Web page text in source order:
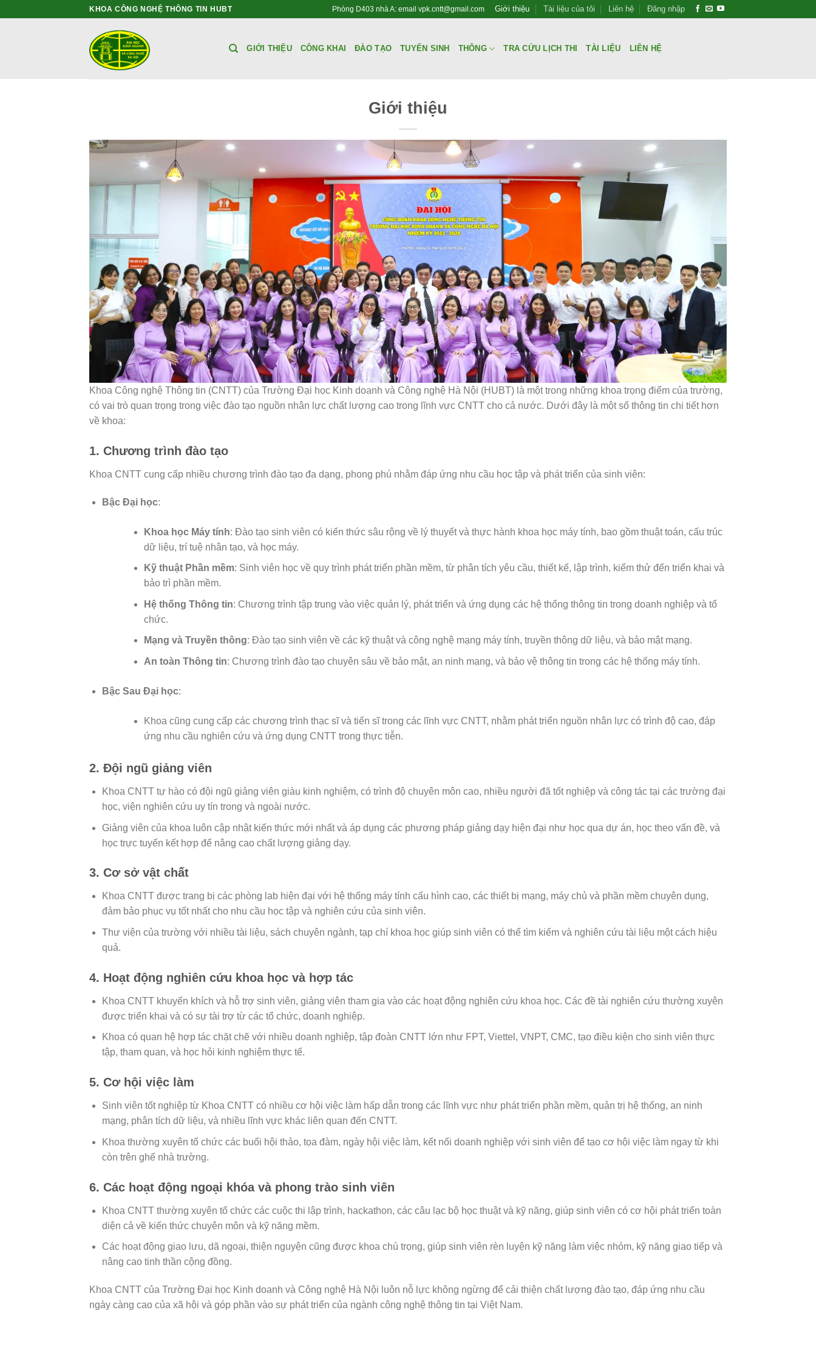
KHOA CÔNG NGHỆ THÔNG TIN HUBT Phòng D403 nhà A: email vpk.cntt@gmail.com Giới thiệu Tài liệu của tôi Liên hệ Đăng nhập
GIỚI THIỆU CÔNG KHAI ĐÀO TẠO TUYỂN SINH THÔNG TRA CỨU LỊCH THI TÀI LIỆU LIÊN HỆ
Giới thiệu
Khoa Công nghệ Thông tin (CNTT) của Trường Đại học Kinh doanh và Công nghệ Hà Nội (HUBT) là một trong những khoa trọng điểm của trường,
có vai trò quan trọng trong việc đào tạo nguồn nhân lực chất lượng cao trong lĩnh vực CNTT cho cả nước. Dưới đây là một số thông tin chi tiết hơn
về khoa:
1. Chương trình đào tạo
Khoa CNTT cung cấp nhiều chương trình đào tạo đa dạng, phong phú nhằm đáp ứng nhu cầu học tập và phát triển của sinh viên:
Bậc Đại học:
Khoa học Máy tính: Đào tạo sinh viên có kiến thức sâu rộng về lý thuyết và thực hành khoa học máy tính, bao gồm thuật toán, cấu trúc
dữ liệu, trí tuệ nhân tạo, và học máy.
Kỹ thuật Phần mềm: Sinh viên học về quy trình phát triển phần mềm, từ phân tích yêu cầu, thiết kế, lập trình, kiểm thử đến triển khai và
bảo trì phần mềm.
Hệ thống Thông tin: Chương trình tập trung vào việc quản lý, phát triển và ứng dụng các hệ thống thông tin trong doanh nghiệp và tổ
chức.
Mạng và Truyền thông: Đào tạo sinh viên về các kỹ thuật và công nghệ mạng máy tính, truyền thông dữ liệu, và bảo mật mạng.
An toàn Thông tin: Chương trình đào tạo chuyên sâu về bảo mật, an ninh mạng, và bảo vệ thông tin trong các hệ thống máy tính.
Bậc Sau Đại học:
Khoa cũng cung cấp các chương trình thạc sĩ và tiến sĩ trong các lĩnh vực CNTT, nhằm phát triển nguồn nhân lực có trình độ cao, đáp
ứng nhu cầu nghiên cứu và ứng dụng CNTT trong thực tiễn.
2. Đội ngũ giảng viên
Khoa CNTT tự hào có đội ngũ giảng viên giàu kinh nghiệm, có trình độ chuyên môn cao, nhiều người đã tốt nghiệp và công tác tại các trường đại
học, viện nghiên cứu uy tín trong và ngoài nước.
Giảng viên của khoa luôn cập nhật kiến thức mới nhất và áp dụng các phương pháp giảng dạy hiện đại như học qua dự án, học theo vấn đề, và
học trực tuyến kết hợp để nâng cao chất lượng giảng dạy.
3. Cơ sở vật chất
Khoa CNTT được trang bị các phòng lab hiện đại với hệ thống máy tính cấu hình cao, các thiết bị mạng, máy chủ và phần mềm chuyên dụng,
đảm bảo phục vụ tốt nhất cho nhu cầu học tập và nghiên cứu của sinh viên.
Thư viện của trường với nhiều tài liệu, sách chuyên ngành, tạp chí khoa học giúp sinh viên có thể tìm kiếm và nghiên cứu tài liệu một cách hiệu
quả.
4. Hoạt động nghiên cứu khoa học và hợp tác
Khoa CNTT khuyến khích và hỗ trợ sinh viên, giảng viên tham gia vào các hoạt động nghiên cứu khoa học. Các đề tài nghiên cứu thường xuyên
được triển khai và có sự tài trợ từ các tổ chức, doanh nghiệp.
Khoa có quan hệ hợp tác chặt chẽ với nhiều doanh nghiệp, tập đoàn CNTT lớn như FPT, Viettel, VNPT, CMC, tạo điều kiện cho sinh viên thực
tập, tham quan, và học hỏi kinh nghiệm thực tế.
5. Cơ hội việc làm
Sinh viên tốt nghiệp từ Khoa CNTT có nhiều cơ hội việc làm hấp dẫn trong các lĩnh vực như phát triển phần mềm, quản trị hệ thống, an ninh
mạng, phân tích dữ liệu, và nhiều lĩnh vực khác liên quan đến CNTT.
Khoa thường xuyên tổ chức các buổi hội thảo, tọa đàm, ngày hội việc làm, kết nối doanh nghiệp với sinh viên để tạo cơ hội việc làm ngay từ khi
còn trên ghế nhà trường.
6. Các hoạt động ngoại khóa và phong trào sinh viên
Khoa CNTT thường xuyên tổ chức các cuộc thi lập trình, hackathon, các câu lạc bộ học thuật và kỹ năng, giúp sinh viên có cơ hội phát triển toàn
diện cả về kiến thức chuyên môn và kỹ năng mềm.
Các hoạt động giao lưu, dã ngoại, thiện nguyện cũng được khoa chú trọng, giúp sinh viên rèn luyện kỹ năng làm việc nhóm, kỹ năng giao tiếp và
nâng cao tinh thần cộng đồng.
Khoa CNTT của Trường Đại học Kinh doanh và Công nghệ Hà Nội luôn nỗ lực không ngừng để cải thiện chất lượng đào tạo, đáp ứng nhu cầu
ngày càng cao của xã hội và góp phần vào sự phát triển của ngành công nghệ thông tin tại Việt Nam.